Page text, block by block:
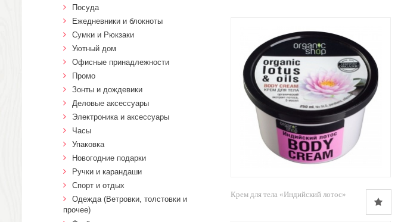
Крем для тела «Индийский лотос»
Посуда
Ежедневники и блокноты
Сумки и Рюкзаки
Уютный дом
Офисные принадлежности
Промо
Зонты и дождевики
Деловые аксессуары
Электроника и аксессуары
Часы
Упаковка
Новогодние подарки
Ручки и карандаши
Спорт и отдых
Одежда (Ветровки, толстовки и
прочее)